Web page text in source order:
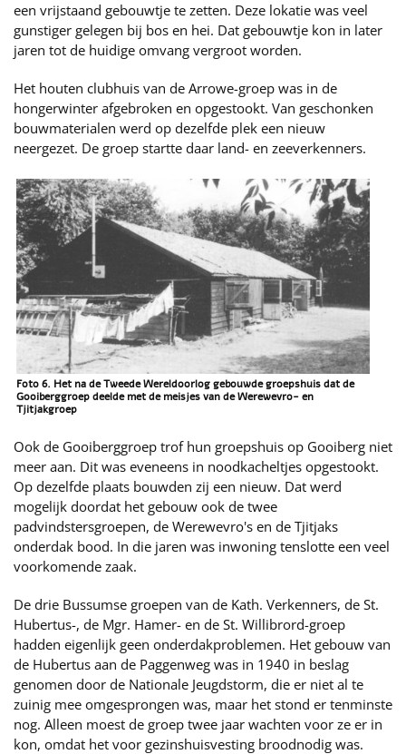
een vrijstaand gebouwtje te zetten. Deze lokatie was veel
gunstiger gelegen bij bos en hei. Dat gebouwtje kon in later
jaren tot de huidige omvang vergroot worden.
Het houten clubhuis van de Arrowe-groep was in de
hongerwinter afgebroken en opgestookt. Van geschonken
bouwmaterialen werd op dezelfde plek een nieuw
neergezet. De groep startte daar land- en zeeverkenners.
Foto 6. Het na de Tweede Wereldoorlog gebouwde groepshuis dat de
Gooiberggroep deelde met de meisjes van de Werewevro- en
Tjitjakgroep
Ook de Gooiberggroep trof hun groepshuis op Gooiberg niet
meer aan. Dit was eveneens in noodkacheltjes opgestookt.
Op dezelfde plaats bouwden zij een nieuw. Dat werd
mogelijk doordat het gebouw ook de twee
padvindstersgroepen, de Werewevro's en de Tjitjaks
onderdak bood. In die jaren was inwoning tenslotte een veel
voorkomende zaak.
De drie Bussumse groepen van de Kath. Verkenners, de St.
Hubertus-, de Mgr. Hamer- en de St. Willibrord-groep
hadden eigenlijk geen onderdakproblemen. Het gebouw van
de Hubertus aan de Paggenweg was in 1940 in beslag
genomen door de Nationale Jeugdstorm, die er niet al te
zuinig mee omgesprongen was, maar het stond er tenminste
nog. Alleen moest de groep twee jaar wachten voor ze er in
kon, omdat het voor gezinshuisvesting broodnodig was.